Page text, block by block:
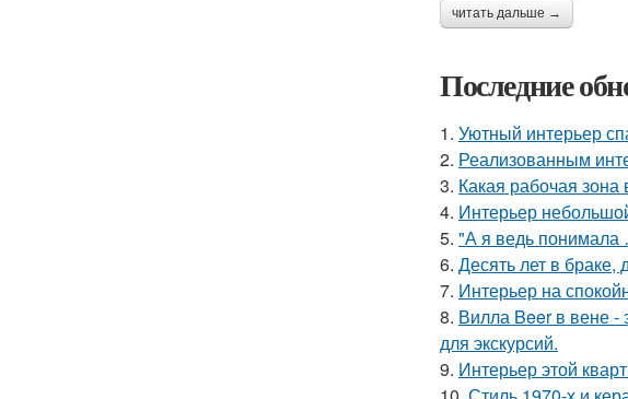
читать дальше →
Последние
1. Уютный интерьер
2. Реализованным
3. Какая рабочая
4. Интерьер
5. "А я ведь
6. Десять лет в браке,
7. Интерьер на
8. Вилла Beer в вене -
для экскурсий.
9. Интерьер этой